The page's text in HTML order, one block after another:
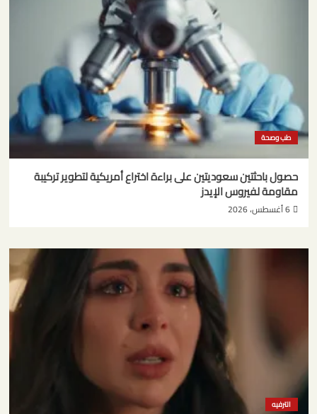
طب وصحة
حصول باحثتين سعوديتين على براءة اختراع أمريكية لتطوير تركيبة
مقاومة لفيروس الإيدز
6 أغسطس، 2026
الترفيه